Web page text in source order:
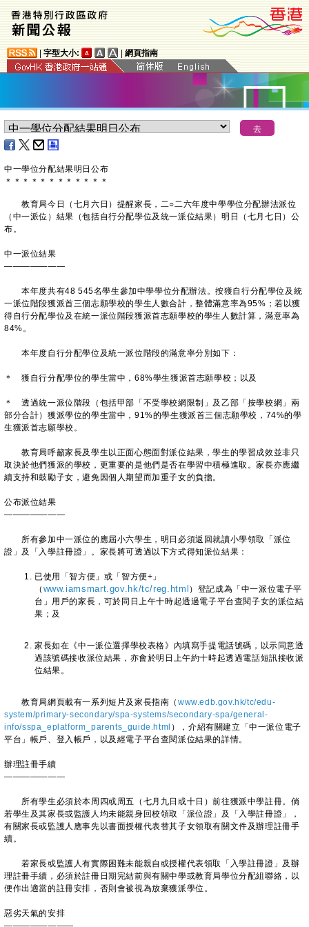
字型大小: 網頁指南
中一學位分配結果明日公布
＊ ＊ ＊ ＊ ＊ ＊ ＊ ＊ ＊ ＊ ＊ ＊
教育局今日（七月六日）提醒家長，二○二六年度中學學位分配辦法派位
（中一派位）結果（包括自行分配學位及統一派位結果）明日（七月七日）公
布。
中一派位結果
———————
本年度共有48 545名學生參加中學學位分配辦法。按獲自行分配學位及統
一派位階段獲派首三個志願學校的學生人數合計，整體滿意率為95%；若以獲
得自行分配學位及在統一派位階段獲派首志願學校的學生人數計算，滿意率為
84%。
本年度自行分配學位及統一派位階段的滿意率分別如下：
＊ 獲自行分配學位的學生當中，68%學生獲派首志願學校；以及
＊ 透過統一派位階段（包括甲部「不受學校網限制」及乙部「按學校網」兩
部分合計）獲派學位的學生當中，91%的學生獲派首三個志願學校，74%的學
生獲派首志願學校。
教育局呼籲家長及學生以正面心態面對派位結果，學生的學習成效並非只
取決於他們獲派的學校，更重要的是他們是否在學習中積極進取。家長亦應繼
續支持和鼓勵子女，避免因個人期望而加重子女的負擔。
公布派位結果
———————
所有參加中一派位的應屆小六學生，明日必須返回就讀小學領取「派位
證」及「入學註冊證」。家長將可透過以下方式得知派位結果：
已使用「智方便」或「智方便+」
（ www.iamsmart.gov.hk/tc/reg.html ）登記成為「中一派位電子平
台」用戶的家長，可於同日上午十時起透過電子平台查閱子女的派位結
果；及
家長如在《中一派位選擇學校表格》內填寫手提電話號碼，以示同意透
過該號碼接收派位結果，亦會於明日上午約十時起透過電話短訊接收派
位結果。
​教育局網頁載有一系列短片及家長指南（www.edb.gov.hk/tc/edu-
system/primary-secondary/spa-systems/secondary-spa/general-
info/sspa_eplatform_parents_guide.html ），介紹有關建立「中一派位電子
平台」帳戶、登入帳戶，以及經電子平台查閱派位結果的詳情。
辦理註冊手續
———————
所有學生必須於本周四或周五（七月九日或十日）前往獲派中學註冊。倘
若學生及其家長或監護人均未能親身回校領取「派位證」及「入學註冊證」，
有關家長或監護人應事先以書面授權代表替其子女領取有關文件及辦理註冊手
續。
若家長或監護人有實際困難未能親自或授權代表領取「入學註冊證」及辦
理註冊手續，必須於註冊日期完結前與有關中學或教育局學位分配組聯絡，以
便作出適當的註冊安排，否則會被視為放棄獲派學位。
惡劣天氣的安排